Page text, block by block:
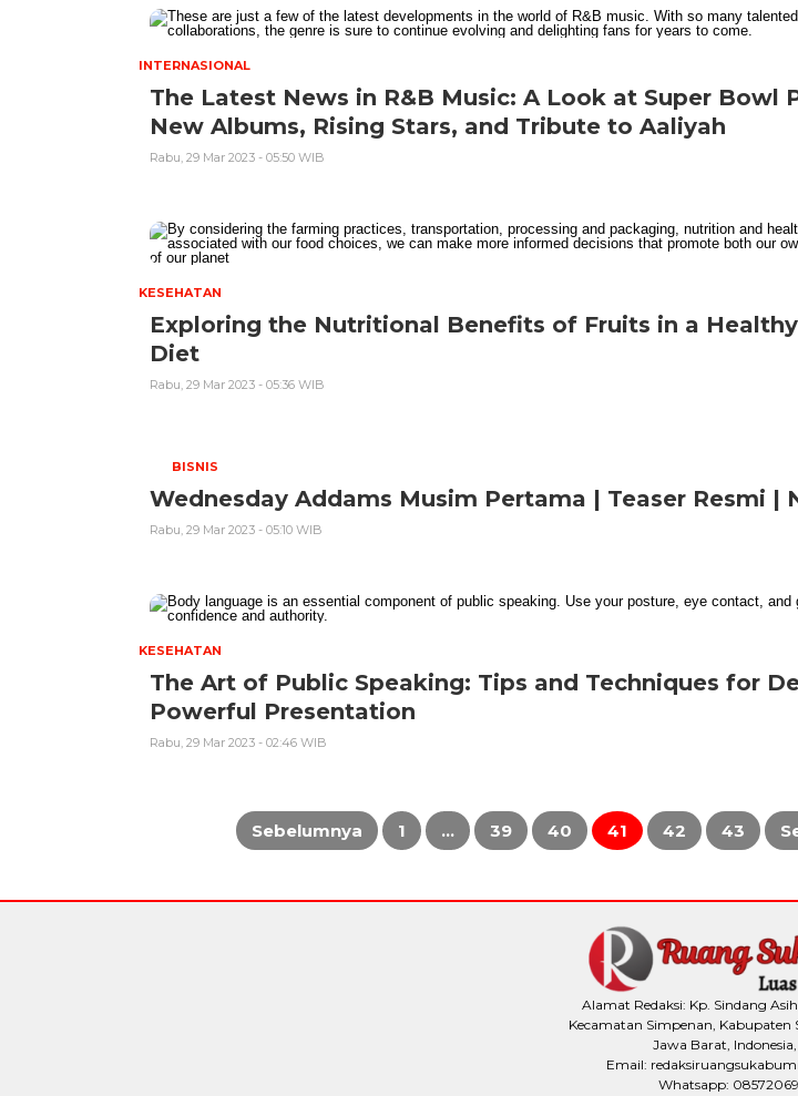
INTERNASIONAL
The Latest News in R&B Music: A Look at Super Bowl
New Albums, Rising Stars, and Tribute to Aaliyah
Rabu, 29 Mar 2023 - 05:50 WIB
KESEHATAN
Exploring the Nutritional Benefits of Fruits in a
Diet
Rabu, 29 Mar 2023 - 05:36 WIB
BISNIS
Wednesday Addams Musim Pertama | Teaser Resmi |
Rabu, 29 Mar 2023 - 05:10 WIB
KESEHATAN
The Art of Public Speaking: Tips and Techniques for
Powerful Presentation
Rabu, 29 Mar 2023 - 02:46 WIB
PaginasiSebelumnya 1 … 39 40 41 42 43
Alamat Redaksi: Kp. Sindang
Kecamatan Simpenan, Kabupaten
Jawa Barat, Indonesia,
Email:
Whatsapp: